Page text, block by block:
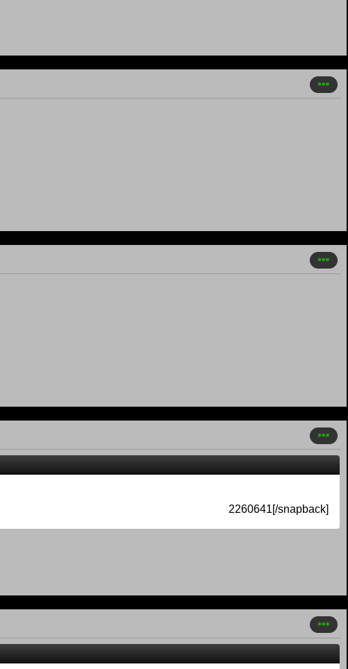
2260641[/snapback]